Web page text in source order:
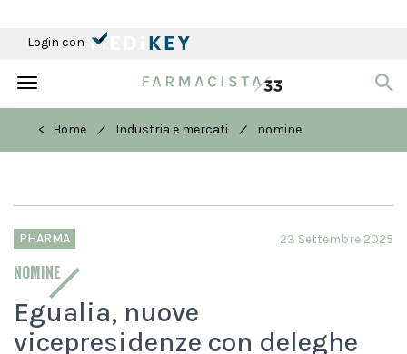
Login con
Toggle
< Home
/ Industria e mercati / nomine
PHARMA
NOMINE
23 Settembre 2025
Egualia, nuove
vicepresidenze con deleghe